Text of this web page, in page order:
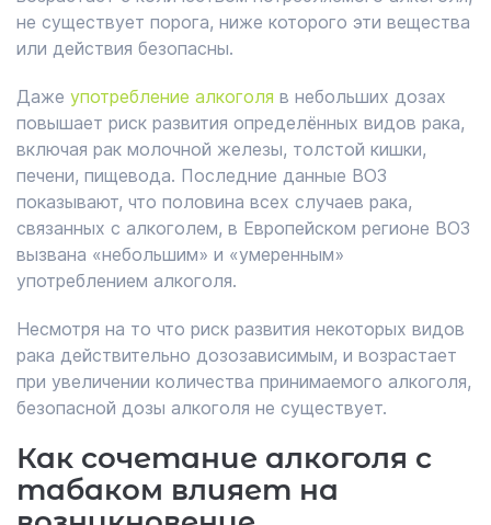
не существует порога, ниже которого эти вещества
или действия безопасны.
Даже употребление алкоголя в небольших дозах
повышает риск развития определённых видов рака,
включая рак молочной железы, толстой кишки,
печени, пищевода. Последние данные ВОЗ
показывают, что половина всех случаев рака,
связанных с алкоголем, в Европейском регионе ВОЗ
вызвана «небольшим» и «умеренным»
употреблением алкоголя.
Несмотря на то что риск развития некоторых видов
рака действительно дозозависимым, и возрастает
при увеличении количества принимаемого алкоголя,
безопасной дозы алкоголя не существует.
Как сочетание алкоголя с
табаком влияет на